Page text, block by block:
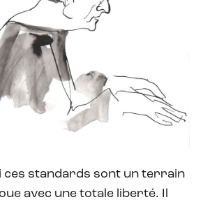
ces standards sont un terrain
avec une totale liberté. Il